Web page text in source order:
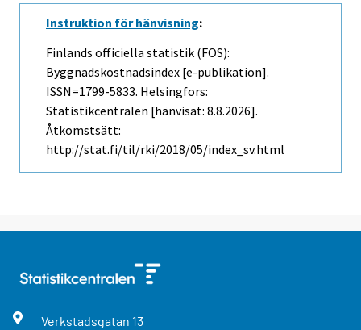
Instruktion för hänvisning:
Finlands officiella statistik (FOS):
Byggnadskostnadsindex [e-publikation].
ISSN=1799-5833. Helsingfors:
Statistikcentralen [hänvisat: 8.8.2026].
Åtkomstsätt:
http://stat.fi/til/rki/2018/05/index_sv.html
Verkstadsgatan 13